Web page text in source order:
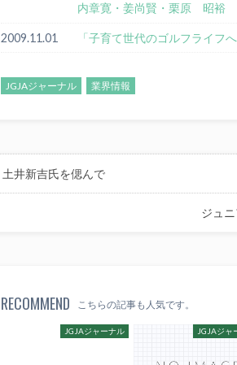
内章寛・姜尚賢・栗原 昭裕
2009.11.01 「子育て世代のゴルフライ
JGJAジャーナル 業界情報
土井新吉氏を偲んで
ジュ
RECOMMEND こちらの記事も人気です。
JGJAジャーナル JGJAジャ